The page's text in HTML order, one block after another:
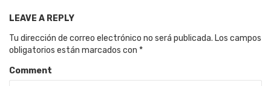
LEAVE A REPLY
Tu dirección de correo electrónico no será publicada. Los campos
obligatorios están marcados con *
Comment